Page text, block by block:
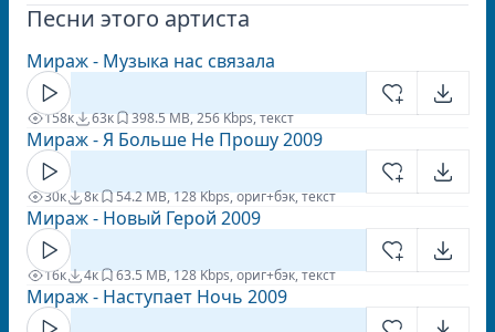
Песни этого артиста
Мираж - Музыка нас связала
158к 63к 398.5 MB, 256 Kbps, текст
Мираж - Я Больше Не Прошу 2009
30к 8к 54.2 MB, 128 Kbps, ориг+бэк, текст
Мираж - Новый Герой 2009
16к 4к 63.5 MB, 128 Kbps, ориг+бэк, текст
Мираж - Наступает Ночь 2009